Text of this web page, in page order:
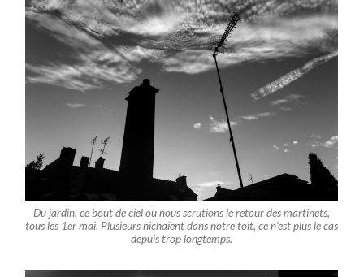
Du jardin, ce bout de ciel où nous scrutions le retour des martinets,
tous les 1er mai. Plusieurs nichaient dans notre toit, ce n’est plus le cas
depuis trop longtemps.